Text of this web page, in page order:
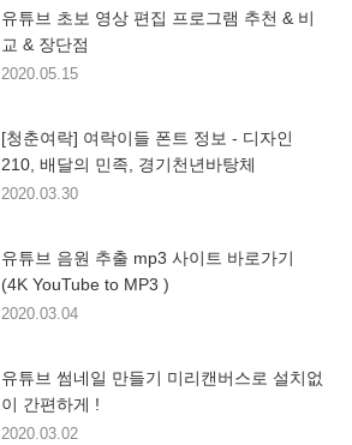
유튜브 초보 영상 편집 프로그램 추천 & 비
교 & 장단점
2020.05.15
[청춘여락] 여락이들 폰트 정보 - 디자인
210, 배달의 민족, 경기천년바탕체
2020.03.30
유튜브 음원 추출 mp3 사이트 바로가기
(4K YouTube to MP3 )
2020.03.04
유튜브 썸네일 만들기 미리캔버스로 설치없
이 간편하게 !
2020.03.02